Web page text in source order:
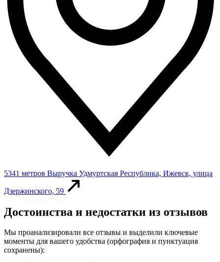
5341 метров Выручка Удмуртская Республика, Ижевск, улица
Дзержинского, 59
Достоинства и недостатки из отзывов
Мы проанализировали все отзывы и выделили ключевые
моменты для вашего удобства (орфография и пунктуация
сохранены):